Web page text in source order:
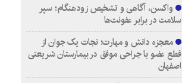
واکسن، آگاهی و تشخیص زودهنگام؛ سپر
سلامت در برابر عفونت‌ها
معجزه دانش و مهارت؛ نجات یک جوان از
قطع عضو با جراحی موفق در بیمارستان شریعتی
اصفهان